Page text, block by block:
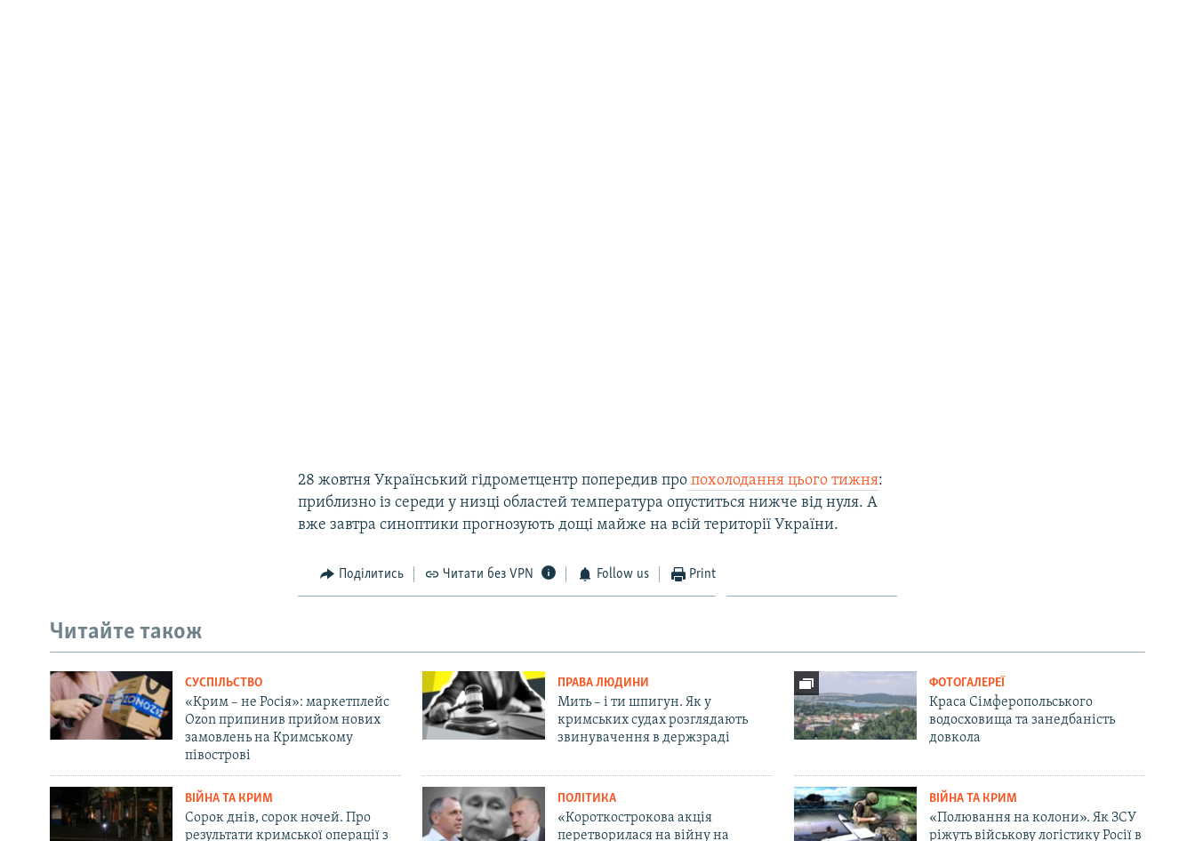
28 жовтня Український гідрометцентр попередив про похолодання цього тижня:
приблизно із середи у низці областей температура опуститься нижче від нуля. А
вже завтра синоптики прогнозують дощі майже на всій території України.
Поділитись Читати без VPN Follow us Print
Читайте також
СУСПІЛЬСТВО
«Крим – не Росія»: маркетплейс
Ozon припинив прийом нових
замовлень на Кримському
півострові
ПРАВА ЛЮДИНИ
Мить – і ти шпигун. Як у
кримських судах розглядають
звинувачення в держзраді
ФОТОГАЛЕРЕЇ
Краса Сімферопольського
водосховища та занедбаність
довкола
ВІЙНА ТА КРИМ
Сорок днів, сорок ночей. Про
результати кримської операції з
ПОЛІТИКА
«Короткострокова акція
перетворилася на війну на
ВІЙНА ТА КРИМ
«Полювання на колони». Як ЗСУ
ріжуть військову логістику Росії в